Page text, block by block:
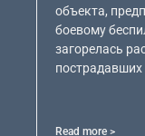
объекта,
боевому
загорелась
пострадавших
Read more >